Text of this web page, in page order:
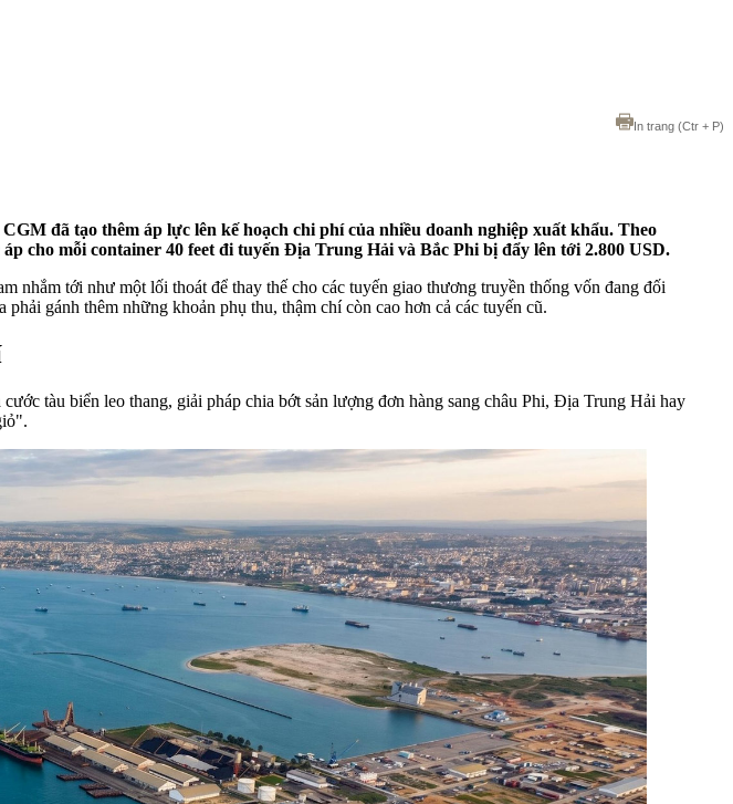
In trang (Ctr + P)
đã tạo thêm áp lực lên kế hoạch chi phí của nhiều doanh nghiệp xuất khẩu. Theo
cho mỗi container 40 feet đi tuyến Địa Trung Hải và Bắc Phi bị đẩy lên tới 2.800 USD.
tới như một lối thoát để thay thế cho các tuyến giao thương truyền thống vốn đang đối
gánh thêm những khoản phụ thu, thậm chí còn cao hơn cả các tuyến cũ.
tàu biển leo thang, giải pháp chia bớt sản lượng đơn hàng sang châu Phi, Địa Trung Hải hay